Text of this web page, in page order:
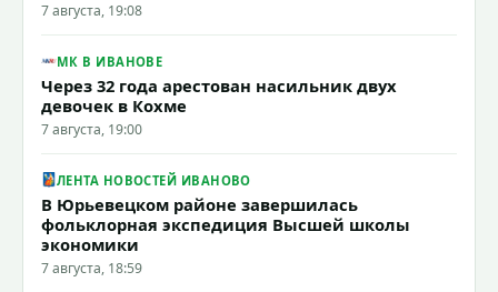
7 августа, 19:08
МК В ИВАНОВЕ
Через 32 года арестован насильник двух
девочек в Кохме
7 августа, 19:00
ЛЕНТА НОВОСТЕЙ ИВАНОВО
В Юрьевецком районе завершилась
фольклорная экспедиция Высшей школы
экономики
7 августа, 18:59